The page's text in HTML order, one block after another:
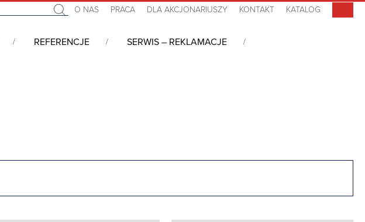
O NAS PRACA DLA AKCJONARIUSZY KONTAKT KATALOG
REFERENCJE SERWIS – REKLAMACJE